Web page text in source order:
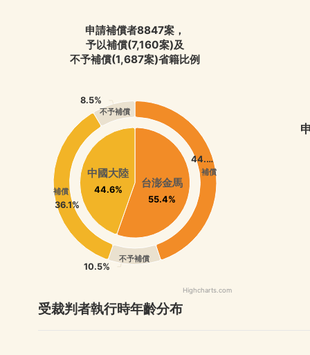
台澎金馬
中國大陸
55.4%
44.6%
補償
不予補償
補償
不予補償
44.…
10.5%
36.1%
8.5%
Highcharts.com
申請補償者8847案，
予以補償(7,160案)及
不予補償(1,687案)省籍比例
受裁判者執行時年齡分布